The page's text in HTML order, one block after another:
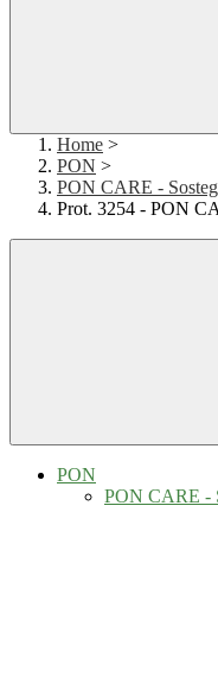
Home >
PON >
PON CARE -
Prot. 3254 - PON
PON
PON CARE -